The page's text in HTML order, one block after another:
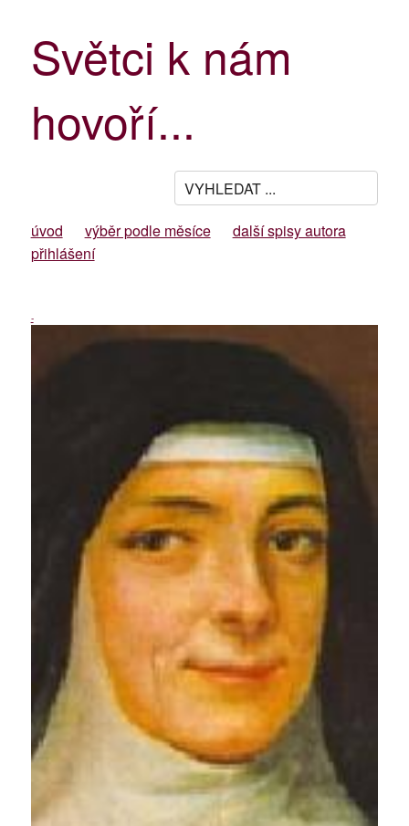
Světci k nám
hovoří...
úvod výběr podle měsíce
další spisy autora
přihlášení
-